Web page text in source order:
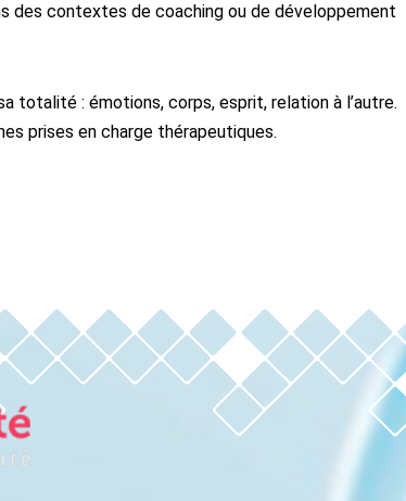
des contextes de coaching ou de développement
totalité : émotions, corps, esprit, relation à l’autre.
prises en charge thérapeutiques.